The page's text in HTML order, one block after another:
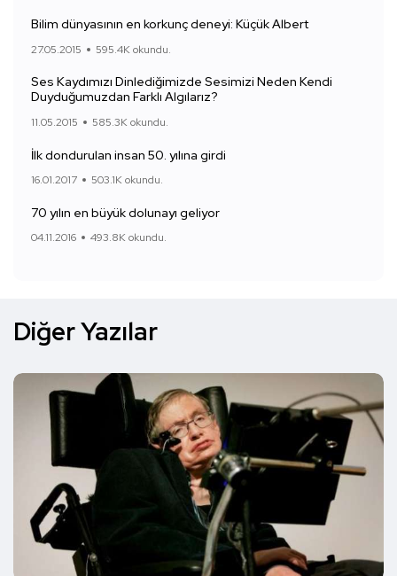
Bilim dünyasının en korkunç deneyi: Küçük Albert
27.05.2015 595.4K okundu.
Ses Kaydımızı Dinlediğimizde Sesimizi Neden Kendi
Duyduğumuzdan Farklı Algılarız?
11.05.2015 585.3K okundu.
İlk dondurulan insan 50. yılına girdi
16.01.2017 503.1K okundu.
70 yılın en büyük dolunayı geliyor
04.11.2016 493.8K okundu.
Diğer Yazılar